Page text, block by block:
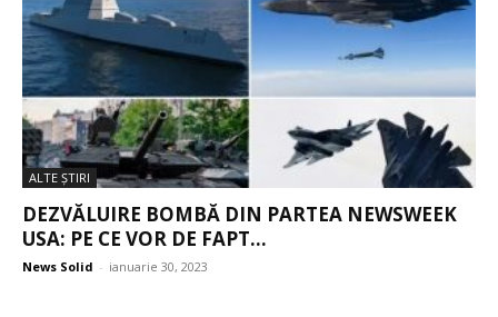
ALTE ŞTIRI
DEZVĂLUIRE BOMBĂ DIN PARTEA NEWSWEEK
USA: PE CE VOR DE FAPT...
News Solid - ianuarie 30, 2023